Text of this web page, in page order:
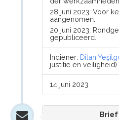
28 juni 2023: Voor
aangenomen.
20 juni 2023:
gepubliceerd.
Indiener: Dilan
justitie en veiligheid)
14 juni 2023